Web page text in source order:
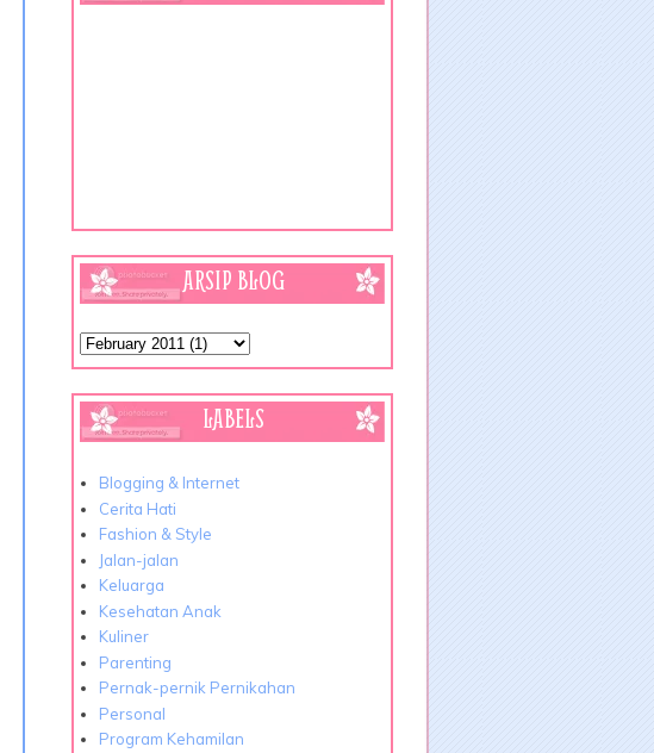
ARSIP BLOG
LABELS
Blogging & Internet
Cerita Hati
Fashion & Style
Jalan-jalan
Keluarga
Kesehatan Anak
Kuliner
Parenting
Pernak-pernik Pernikahan
Personal
Program Kehamilan